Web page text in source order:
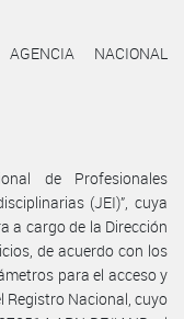
NACIONAL
de Profesionales
(JEI)”, cuya
a cargo de la Dirección
de acuerdo con los
para el acceso y
Registro Nacional, cuyo